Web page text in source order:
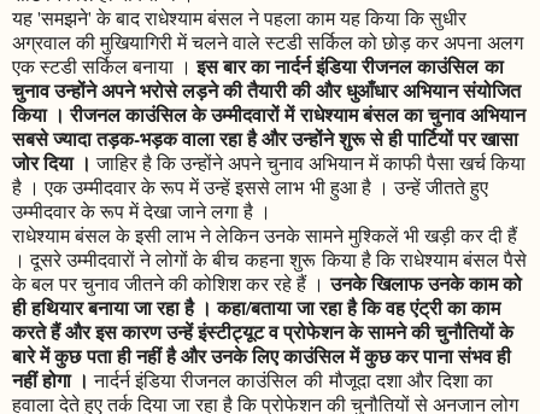
यह 'समझने' के बाद राधेश्याम बंसल ने पहला काम यह किया कि सुधीर
अग्रवाल की मुखियागिरी में चलने वाले स्टडी सर्किल को छोड़ कर अपना अलग
एक स्टडी सर्किल बनाया ।इस बार का नार्दर्न इंडिया रीजनल काउंसिल का
चुनाव उन्होंने अपने भरोसे लड़ने की तैयारी की और धुआँधार अभियान संयोजित
किया । रीजनल काउंसिल के उम्मीदवारों में राधेश्याम बंसल का चुनाव अभियान
सबसे ज्यादा तड़क-भड़क वाला रहा है और उन्होंने शुरू से ही पार्टियों पर खासा
जोर दिया । जाहिर है कि उन्होंने अपने चुनाव अभियान में काफी पैसा खर्च किया
है । एक उम्मीदवार के रूप में उन्हें इससे लाभ भी हुआ है । उन्हें जीतते हुए
उम्मीदवार के रूप में देखा जाने लगा है ।
राधेश्याम बंसल के इसी लाभ ने लेकिन उनके सामने मुश्किलें भी खड़ी कर दी हैं
। दूसरे उम्मीदवारों ने लोगों के बीच कहना शुरू किया है कि राधेश्याम बंसल पैसे
के बल पर चुनाव जीतने की कोशिश कर रहे हैं ।उनके खिलाफ उनके काम को
ही हथियार बनाया जा रहा है । कहा/बताया जा रहा है कि वह एंट्री का काम
करते हैं और इस कारण उन्हें इंस्टीट्यूट व प्रोफेशन के सामने की चुनौतियों के
बारे में कुछ पता ही नहीं है और उनके लिए काउंसिल में कुछ कर पाना संभव ही
नहीं होगा । नार्दर्न इंडिया रीजनल काउंसिल की मौजूदा दशा और दिशा का
हवाला देते हुए तर्क दिया जा रहा है कि प्रोफेशन की चुनौतियों से अनजान लोग